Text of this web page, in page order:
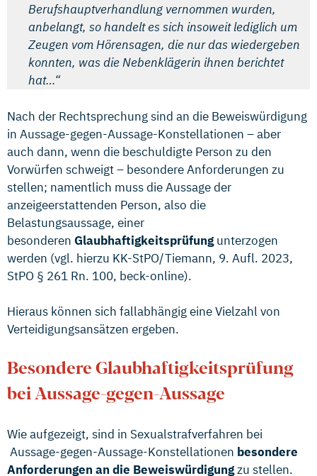
Berufshauptverhandlung vernommen wurden,
anbelangt, so handelt es sich insoweit lediglich um
Zeugen vom Hörensagen, die nur das wiedergeben
konnten, was die Nebenklägerin ihnen berichtet
hat…“
Nach der Rechtsprechung sind an die Beweiswürdigung
in Aussage-gegen-Aussage-Konstellationen – aber
auch dann, wenn die beschuldigte Person zu den
Vorwürfen schweigt – besondere Anforderungen zu
stellen; namentlich muss die Aussage der
anzeigeerstattenden Person, also die
Belastungsaussage, einer
besonderen Glaubhaftigkeitsprüfungunterzogen
werden (vgl. hierzu KK-StPO/Tiemann, 9. Aufl. 2023,
StPO § 261 Rn. 100, beck-online).
Hieraus können sich fallabhängig eine Vielzahl von
Verteidigungsansätzen ergeben.
Besondere Glaubhaftigkeitsprüfung
bei Aussage-gegen-Aussage
Wie aufgezeigt, sind in Sexualstrafverfahren bei
Aussage-gegen-Aussage-Konstellationen besondere
Anforderungen an die Beweiswürdigungzu stellen.